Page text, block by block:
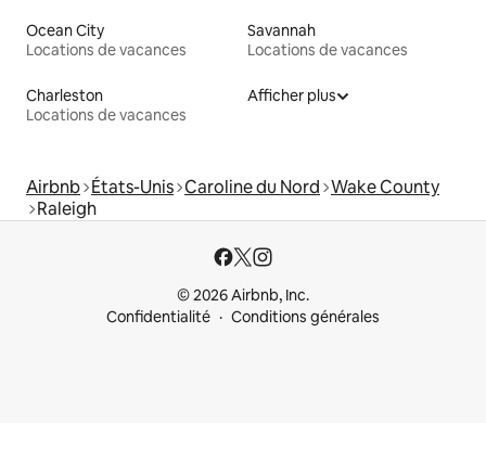
Ocean City
Locations de vacances
Savannah
Locations de vacances
Charleston
Locations de vacances
Afficher plus
Airbnb États-Unis Caroline du Nord Wake County
Raleigh
© 2026 Airbnb, Inc.
Confidentialité
Conditions générales